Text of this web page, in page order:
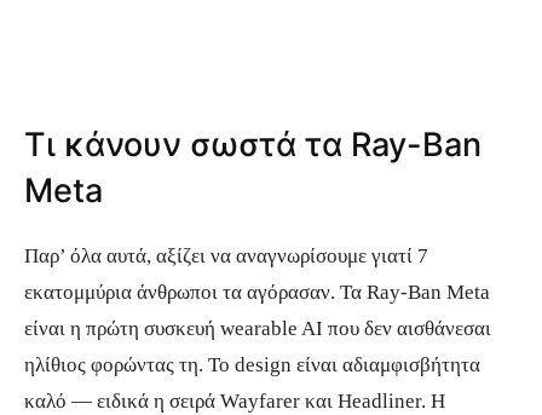
Τι κάνουν σωστά τα Ray-Ban
Meta
Παρ’ όλα αυτά, αξίζει να αναγνωρίσουμε γιατί 7
εκατομμύρια άνθρωποι τα αγόρασαν. Τα Ray-Ban Meta
είναι η πρώτη συσκευή wearable AI που δεν αισθάνεσαι
ηλίθιος φορώντας τη. Το design είναι αδιαμφισβήτητα
καλό — ειδικά η σειρά Wayfarer και Headliner. Η